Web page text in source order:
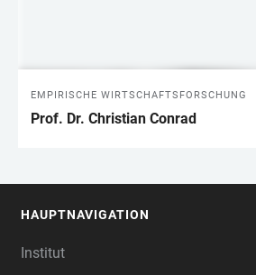
EMPIRISCHE WIRTSCHAFTSFORSCHUNG
Prof. Dr. Christian Conrad
HAUPTNAVIGATION
Institut